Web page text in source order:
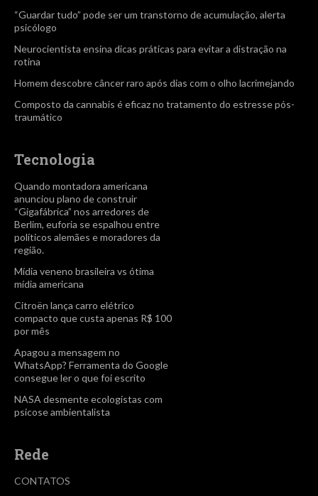
“Guardar tudo” pode ser um transtorno de acumulação, alerta
psicólogo
Neurocientista ensina dicas práticas para evitar a distração na
rotina
Homem descobre câncer raro após dias com o olho lacrimejando
Composto da cannabis é eficaz no tratamento do estresse pós-
traumático
Tecnologia
Quando montadora americana
anunciou plano de construir
“Gigafábrica” nos arredores de
Berlim, euforia se espalhou entre
políticos alemães e moradores da
região.
Mídia veneno brasileira vs ótima
mídia americana
Citroën lança carro elétrico
compacto que custa apenas R$ 100
por mês
Apagou a mensagem no
WhatsApp? Ferramenta do Google
consegue ler o que foi escrito
NASA desmente ecologistas com
psicose ambientalista
Rede
CONTATOS